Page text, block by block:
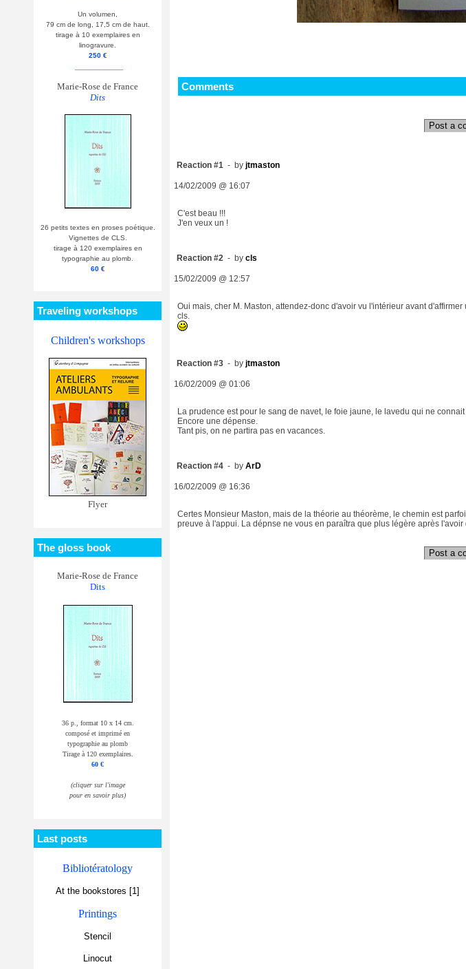
Un volumen,
79 cm de long, 17,5 cm de haut.
tirage à 10 exemplaires en
linogravure.
250 €
Marie-Rose de France
Dits
26 petits textes en proses poétique.
Vignettes de CLS.
tirage à 120 exemplaires en
typographie au plomb.
60 €
Traveling workshops
Children's workshops
Flyer
The gloss book
Marie-Rose de France
Dits
36 p., format 10 x 14 cm.
composé et imprimé en
typographie au plomb
Tirage à 120 exemplaires.
60 €
(cliquer sur l'image
pour en savoir plus)
Last posts
Bibliotératology
At the bookstores [1]
Printings
Stencil
Linocut
Comments
Post a
Reaction #1 - by jtmaston
14/02/2009 @ 16:07
C'est beau !!!
J'en veux un !
Reaction #2 - by cls
15/02/2009 @ 12:57
Oui mais, cher M. Maston, attendez-donc d'avoir vu l'intérieur avant
cls.
Reaction #3 - by jtmaston
16/02/2009 @ 01:06
La prudence est pour le sang de navet, le foie jaune, le lavedu qui ne
Encore une dépense.
Tant pis, on ne partira pas en vacances.
Reaction #4 - by ArD
16/02/2009 @ 16:36
Certes Monsieur Maston, mais de la théorie au théorème, le chemin est
preuve à l'appui. La dépnse ne vous en paraîtra que plus légère après l'avoir
Post a